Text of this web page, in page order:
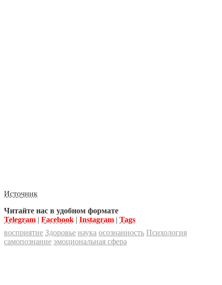
Источник
Читайте нас в удобном формате
Telegram | Facebook | Instagram | Tags
восприятие Здоровье наука осознанность Психология
самопознание эмоциональная сфера